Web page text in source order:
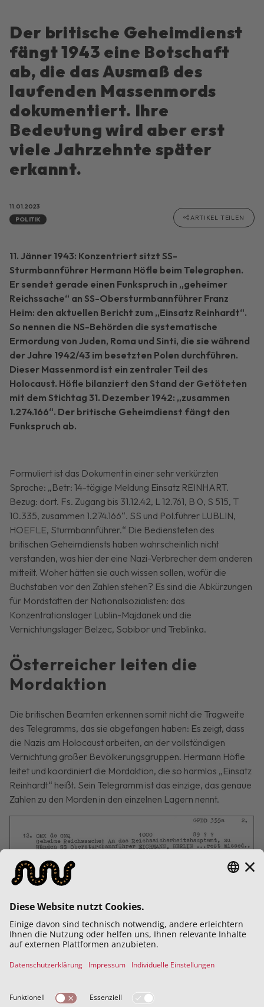
Der britische Geheimdienst
fängt 1943 eine Botschaft
ab, die das Ausmaß des
laufenden Massenmords
dokumentiert. Ihre
Bedeutung wird aber erst
viele Jahrzehnte später
erkannt.
11.01.2023
POLITIK
ARTIKEL TEILEN
11. Jänner 1943: Konzentriert sitzt SS-
Sturmbannführer Hermann Höfle beim Telegraphen.
Er sendet gerade einen Funkspruch in „geheimer
Reichssache“ an SS-Obersturmbannführer Franz
Heim: den aktuellen Bericht zum „Einsatz Reinhardt“.
So nennen die NS-Behörden die systematische
Ermordung von Juden, Roma und Sinti, die sie während
der Jahre 1942/43 im besetzten Polen durchführen.
Dieser Massenmord ist ein zentraler Teil des
Holocaust. Höfle bilanziert den Stand der Getöteten
mit dem Stichtag 31. Dezember 1942: „zusammen
1.274.166“. Der britische Geheimdienst fängt den
Funkspruch ab.
Formuliert ist das Dokument in einer sehr verkürzten
Sprache: „Betr: 14-tägige Meldung Einsatz REINHART.
Bezug: dort. Fs. Zugang bis 31.12.42, L 12.761, B 0, S 515, T
10.335, zusammen 1.274.166“. SS und Pol.führer LUBLIN,
HOEFLE, Sturmbannführer.“ Die Bediensteten des
britischen Geheimdiensts haben wahrscheinlich nicht
verstanden, was hier der eine Nazi-Verbrecher dem anderen
mitteilt. Woher hätten sie auch wissen sollen, wofür die
Buchstaben vor den Zahlen stehen? Es sind die Abkürzungen
für Mordstätten der Nationalsozialisten: das
Konzentrationslager Lublin-Majdanek und die
Vernichtungslager Belzec, Sobibor und Treblinka.
Österreicher leiten die
Mordaktion
Die britischen Beamten erkennen somit nicht die Tragweite
des Telegramms, das sie abgefangen haben: Es zeigt, dass
die Nazis am Holocaust arbeiten, an der vollständigen
Vernichtung großer Bevölkerungsgruppen. Hermann Höfle
leitet und koordiniert die Mordaktion, die so harmlos „Einsatz
Reinhardt“ heißt. Sein Telegramm ist das einzige, das genaue
Zahlen zu den Morden in den einzelnen Lagern nennt.
Salzburg. Schon vor dem Anschluss ist er als illegaler
Gefängnis. Er wird schließlich Mitarbeiter des Stabs von